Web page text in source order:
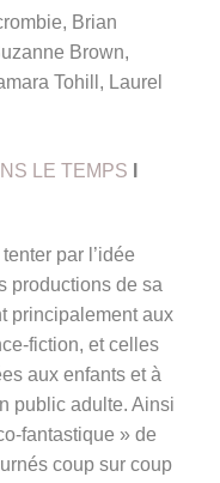
Brian
Brown,
Tohill, Laurel
LE TEMPS
par l’idée
productions de sa
principalement aux
fiction, et celles
aux enfants et à
public adulte. Ainsi
fantastique » de
coup sur coup